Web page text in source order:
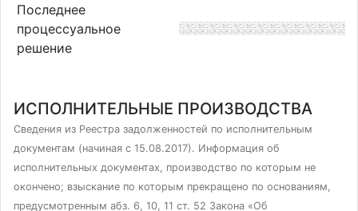
Последнее
процессуальное
решение
ИСПОЛНИТЕЛЬНЫЕ ПРОИЗВОДСТВА
Сведения из Реестра задолженностей по исполнительным
документам (начиная с 15.08.2017). Информация об
исполнительных документах, производство по которым не
окончено; взыскание по которым прекращено по основаниям,
предусмотренным абз. 6, 10, 11 ст. 52 Закона «Об